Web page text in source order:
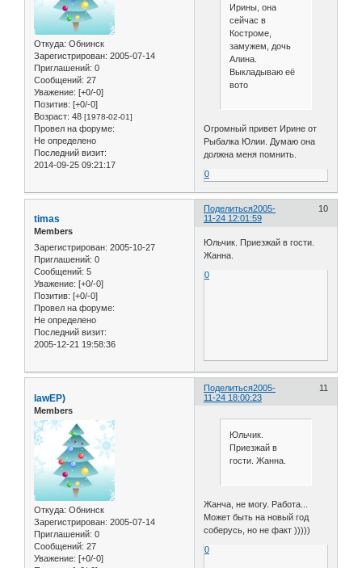
Откуда: Обнинск
Зарегистрирован: 2005-07-14
Приглашений: 0
Сообщений: 27
Уважение: [+0/-0]
Позитив: [+0/-0]
Возраст: 48 [1978-02-01]
Провел на форуме:
Не определено
Последний визит:
2014-09-25 09:21:17
Ирины, она
сейчас в
Костроме,
замужем, дочь
Алина.
Выкладываю её
вото
Огромный привет Ирине от
Рыбалка Юлии. Думаю она
должна меня помнить.
0
Поделиться 10
2005-
11-24 12:01:59
timas
Members
Зарегистрирован: 2005-10-27
Приглашений: 0
Сообщений: 5
Уважение: [+0/-0]
Позитив: [+0/-0]
Провел на форуме:
Не определено
Последний визит:
2005-12-21 19:58:36
Юльчик. Приезжай в гости.
Жанна.
0
Поделиться 11
2005-
11-24 18:00:23
lawЕР)
Members
Откуда: Обнинск
Зарегистрирован: 2005-07-14
Приглашений: 0
Сообщений: 27
Уважение: [+0/-0]
Юльчик.
Приезжай в
гости. Жанна.
Жанча, не могу. Работа...
Может быть на новый год
соберусь, но не факт )))))
0